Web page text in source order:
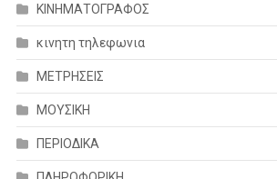
ΚΙΝΗΜΑΤΟΓΡΑΦΟΣ
κινητη τηλεφωνια
ΜΕΤΡΗΣΕΙΣ
ΜΟΥΣΙΚΗ
ΠΕΡΙΟΔΙΚΑ